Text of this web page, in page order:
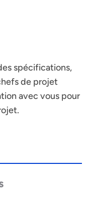
spécifications,
de projet
avec vous pour